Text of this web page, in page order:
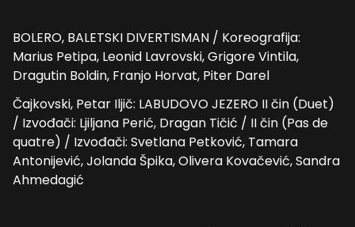
BOLERO, BALETSKI DIVERTISMAN / Koreografija:
Marius Petipa, Leonid Lavrovski, Grigore Vintila,
Dragutin Boldin, Franjo Horvat, Piter Darel
Čajkovski, Petar Iljič: LABUDOVO JEZERO II čin (Duet)
/ Izvođači: Ljiljana Perić, Dragan Tičić / II čin (Pas de
quatre) / Izvođači: Svetlana Petković, Tamara
Antonijević, Jolanda Špika, Olivera Kovačević, Sandra
Ahmedagić